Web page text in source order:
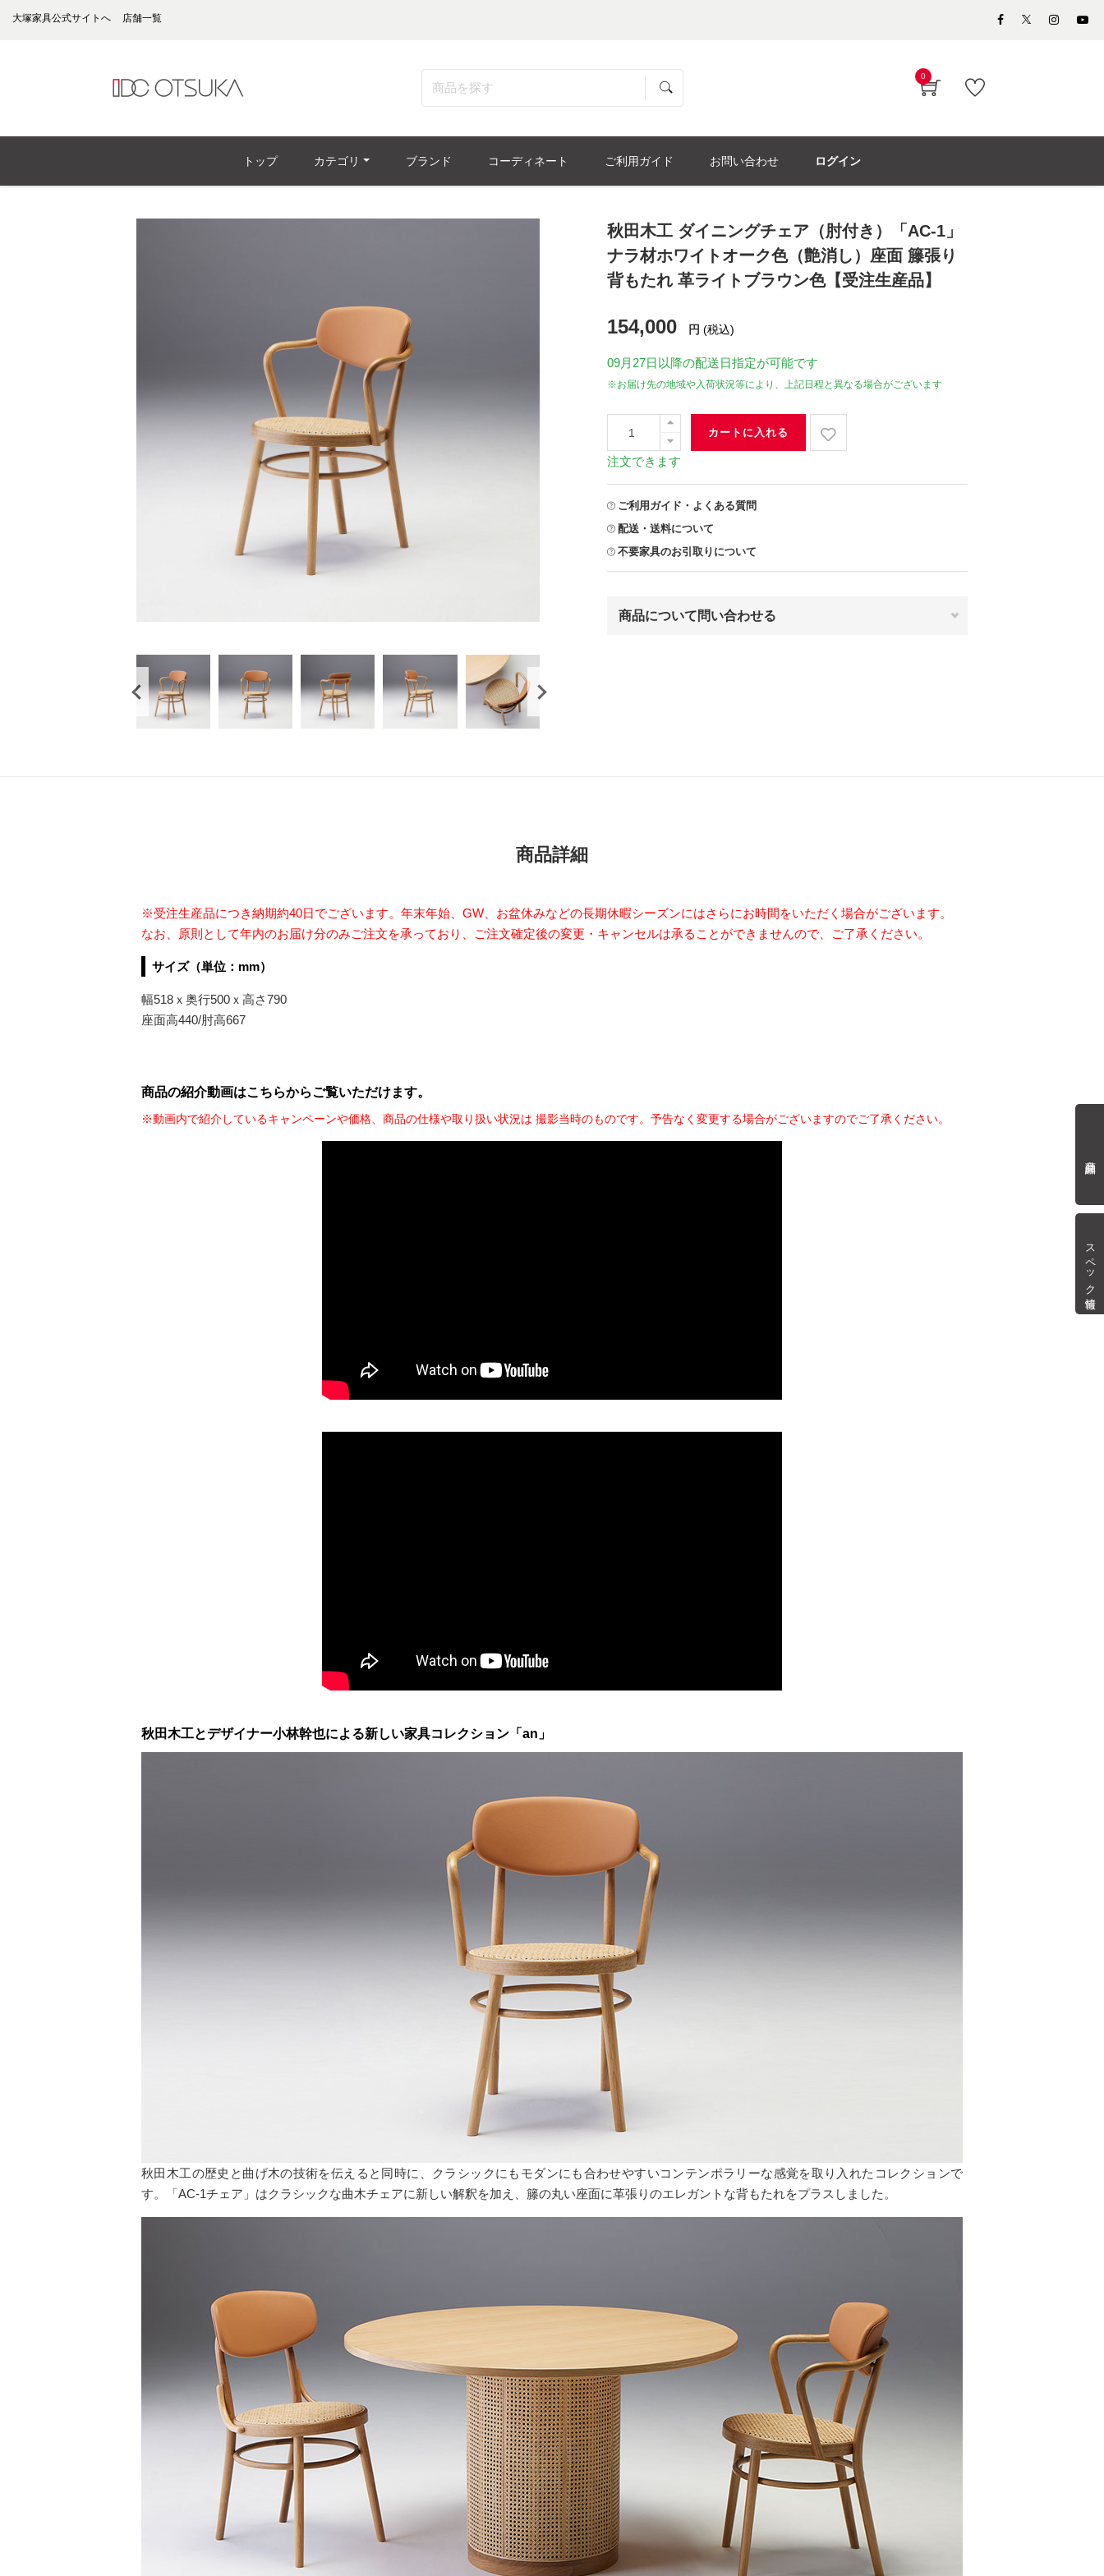
スペック情報
大塚家具公式サイトへ 店舗一覧
0
トップ カテゴリ ブランド コーディネート ご利用ガイド お問い合わせ ログイン
秋田木工 ダイニングチェア（肘付き）「AC-1」
ナラ材ホワイトオーク色（艶消し）座面 籐張り
背もたれ 革ライトブラウン色【受注生産品】
154,000 円 (税込)
09月27日 以降の配送日指定が可能です
※お届け先の地域や入荷状況等により、上記日程と異なる場合がございます
カートに入れる
注文できます
ご利用ガイド・よくある質問
配送・送料について
不要家具のお引取りについて
商品について問い合わせる
商品詳細
※受注生産品につき納期約40日でございます。年末年始、GW、お盆休みなどの長期休暇シーズンにはさらにお時間をいただく場合がございます。
なお、
原則として年内のお届け分のみご注文を承っており、 ご注文確定後の変更・キャンセルは承ることができませんので、ご了承ください。
サイズ（単位：mm）
幅518ｘ奥行500ｘ高さ790
座面高440/肘高667
商品の紹介動画はこちらからご覧いただけます。
※動画内で紹介しているキャンペーンや価格、商品の仕様や取り扱い状況は 撮影当時のものです。予告なく変更する場合がございますのでご了承ください。
秋田木工とデザイナー小林幹也による新しい家具コレクション「an」
秋田木工の歴史と曲げ木の技術を伝えると同時に、クラシックにもモダンにも合わせやすいコンテンポラリーな感覚を取り入れたコレクションで
す。「AC-1チェア」はクラシックな曲木チェアに新しい解釈を加え、籐の丸い座面に革張りのエレガントな背もたれをプラスしました。